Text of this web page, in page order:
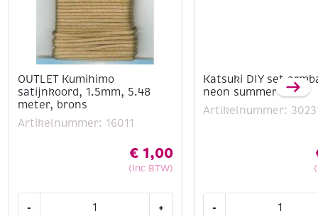
OUTLET Kumihimo
satijnkoord, 1.5mm, 5.48
meter, brons
Artikelnummer: 16011
€ 1,00
(Inc BTW)
- +
Katsuki DIY set
neon summer mix
Artikelnummer:
-